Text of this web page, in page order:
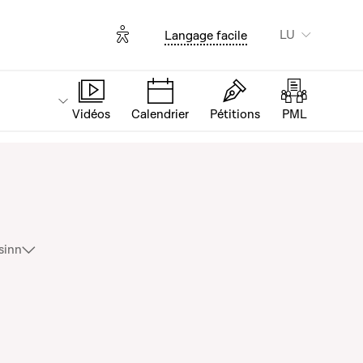
Options d'accessibilité
Langage facile LU
Vidéos Calendrier Pétitions PML
en gaz naturel